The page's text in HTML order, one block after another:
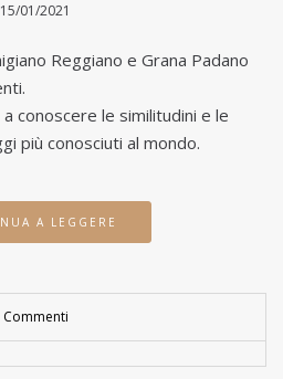
15/01/2021
Reggiano e Grana Padano
conoscere le similitudini e le
più conosciuti al mondo.
A LEGGERE
Commenti